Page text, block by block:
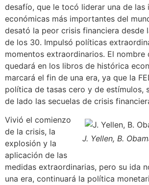
desafío, que le tocó liderar una de las
económicas más importantes del
desató la peor crisis financiera desde
de los 30. Impulsó políticas
momentos extraordinarios. El nombre
quedará en los libros de histórica
marcará el fin de una era, ya que la
política de tasas cero y de estímulos,
de lado las secuelas de crisis
J. Yellen, B.
Vivió el comienzo
de la crisis, la
explosión y la
aplicación de las
medidas extraordinarias, pero su ida
una era, continuará la política